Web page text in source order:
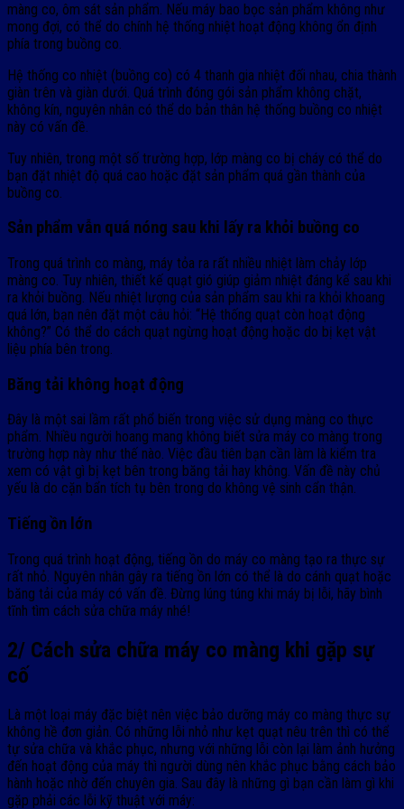
màng co, ôm sát sản phẩm. Nếu máy bao bọc sản phẩm không như
mong đợi, có thể do chính hệ thống nhiệt hoạt động không ổn định
phía trong buồng co.
Hệ thống co nhiệt (buồng co) có 4 thanh gia nhiệt đối nhau, chia thành
giàn trên và giàn dưới. Quá trình đóng gói sản phẩm không chặt,
không kín, nguyên nhân có thể do bản thân hệ thống buồng co nhiệt
này có vấn đề.
Tuy nhiên, trong một số trường hợp, lớp màng co bị cháy có thể do
bạn đặt nhiệt độ quá cao hoặc đặt sản phẩm quá gần thành của
buồng co.
Sản phẩm vẫn quá nóng sau khi lấy ra khỏi buồng co
Trong quá trình co màng, máy tỏa ra rất nhiều nhiệt làm chảy lớp
màng co. Tuy nhiên, thiết kế quạt gió giúp giảm nhiệt đáng kể sau khi
ra khỏi buồng. Nếu nhiệt lượng của sản phẩm sau khi ra khỏi khoang
quá lớn, bạn nên đặt một câu hỏi: “Hệ thống quạt còn hoạt động
không?” Có thể do cách quạt ngừng hoạt động hoặc do bị kẹt vật
liệu phía bên trong.
Băng tải không hoạt động
Đây là một sai lầm rất phổ biến trong việc sử dụng màng co thực
phẩm. Nhiều người hoang mang không biết sửa máy co màng trong
trường hợp này như thế nào. Việc đầu tiên bạn cần làm là kiểm tra
xem có vật gì bị kẹt bên trong băng tải hay không. Vấn đề này chủ
yếu là do cặn bẩn tích tụ bên trong do không vệ sinh cẩn thận.
Tiếng ồn lớn
Trong quá trình hoạt động, tiếng ồn do máy co màng tạo ra thực sự
rất nhỏ. Nguyên nhân gây ra tiếng ồn lớn có thể là do cánh quạt hoặc
băng tải của máy có vấn đề. Đừng lúng túng khi máy bị lỗi, hãy bình
tĩnh tìm cách sửa chữa máy nhé!
2/ Cách sửa chữa máy co màng khi gặp sự
cố
Là một loại máy đặc biệt nên việc bảo dưỡng máy co màng thực sự
không hề đơn giản. Có những lỗi nhỏ như kẹt quạt nêu trên thì có thể
tự sửa chữa và khắc phục, nhưng với những lỗi còn lại làm ảnh hưởng
đến hoạt động của máy thì người dùng nên khắc phục bằng cách bảo
hành hoặc nhờ đến chuyên gia. Sau đây là những gì bạn cần làm gì khi
gặp phải các lỗi kỹ thuật với máy: